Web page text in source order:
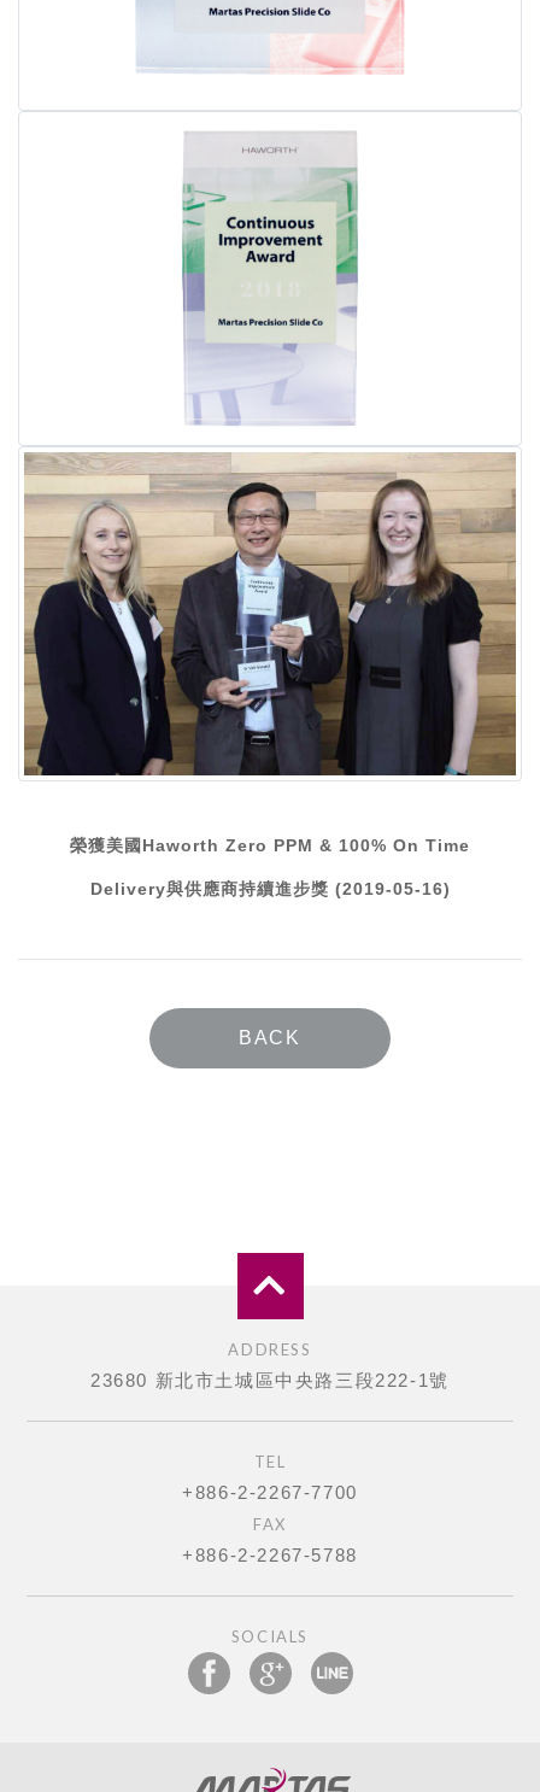
榮獲美國Haworth Zero PPM & 100% On Time
Delivery與供應商持續進步獎 (2019-05-16)
BACK
ADDRESS
23680 新北市土城區中央路三段222-1號
TEL
+886-2-2267-7700
FAX
+886-2-2267-5788
SOCIALS